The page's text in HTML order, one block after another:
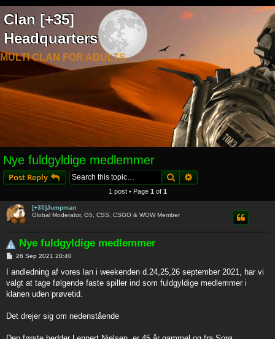
Clan [+35]
Headquarters
MULTI CLAN FOR ADULTS
Nye fuldgyldige medlemmer
Post Reply SearchAdvanced search
1 post • Page 1 of 1
[+35]Jumpman
Global Moderator, G5, CSS, CSGO & WOW Member
Nye fuldgyldige medlemmer
P
s
26 Sep 2021 20:40
I andledning af vores lan i weekenden d.24,25,26 september 2021, har vi
valgt at tage følgende faste spiller ind som fuldgyldige medlemmer i
klanen uden prøvetid.
Det drejer sig om nedenstående